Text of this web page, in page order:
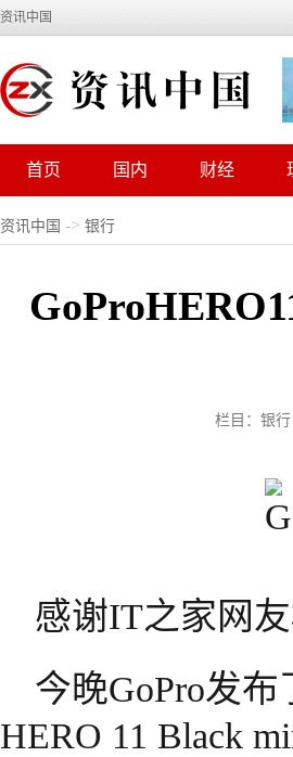
资讯中国
首页 国内 财经
资讯中国 -> 银行
栏目：银
感谢IT之家网
今晚GoPro发
HERO 11 Black